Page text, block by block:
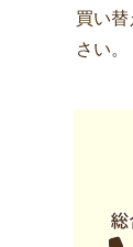
買い
さい。